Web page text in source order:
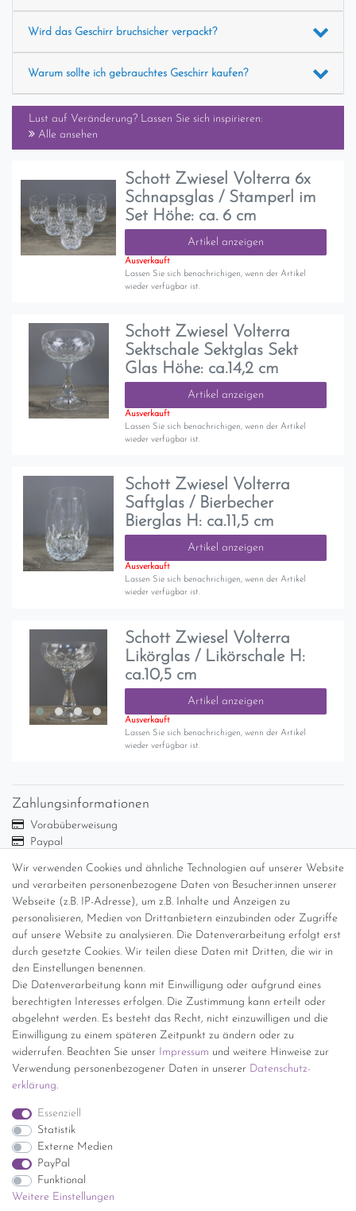
Wird das Geschirr bruchsicher verpackt?
Warum sollte ich gebrauchtes Geschirr kaufen?
Lust auf Veränderung? Lassen Sie sich inspirieren:
Alle ansehen
Schott Zwiesel Volterra 6x
Schnapsglas / Stamperl im
Set Höhe: ca. 6 cm
Artikel anzeigen
Ausverkauft
Lassen Sie sich benachrichigen, wenn der Artikel
wieder verfügbar ist.
Schott Zwiesel Volterra
Sektschale Sektglas Sekt
Glas Höhe: ca.14,2 cm
Artikel anzeigen
Ausverkauft
Lassen Sie sich benachrichigen, wenn der Artikel
wieder verfügbar ist.
Schott Zwiesel Volterra
Saftglas / Bierbecher
Bierglas H: ca.11,5 cm
Artikel anzeigen
Ausverkauft
Lassen Sie sich benachrichigen, wenn der Artikel
wieder verfügbar ist.
Schott Zwiesel Volterra
Likörglas / Likörschale H:
ca.10,5 cm
Artikel anzeigen
Ausverkauft
Lassen Sie sich benachrichigen, wenn der Artikel
wieder verfügbar ist.
Wir verwenden Cookies und ähnliche Technologien auf unserer Website
und verarbeiten personenbezogene Daten von Besucher:innen unserer
Webseite (z.B. IP-Adresse), um z.B. Inhalte und Anzeigen zu
personalisieren, Medien von Drittanbietern einzubinden oder Zugriffe
auf unsere Website zu analysieren. Die Datenverarbeitung erfolgt erst
durch gesetzte Cookies. Wir teilen diese Daten mit Dritten, die wir in
den Einstellungen benennen.
Die Datenverarbeitung kann mit Einwilligung oder aufgrund eines
berechtigten Interesses erfolgen. Die Zustimmung kann erteilt oder
abgelehnt werden. Es besteht das Recht, nicht einzuwilligen und die
Einwilligung zu einem späteren Zeitpunkt zu ändern oder zu
widerrufen. Beachten Sie unser Impressum und weitere Hinweise zur
Verwendung personenbezogener Daten in unserer Daten­schutz­
erklärung.
Essenziell
Statistik
Externe Medien
PayPal
Funktional
Weitere Einstellungen
Zahlungsinformationen
Vorabüberweisung
Paypal
Versandinformationen
Versand per GLS (6,90 Euro) oder DHL (8,49 Euro ) inkl. MwSt.
(innerhalb Deutschlands)
kostenfreie Lieferung ab 150 Euro Warenwert (innerhalb
Deutschlands)
Übersicht Internationale Versandkosten
Wir kaufen an
Sie haben zuviel Porzellan im Schrank? Gerne kaufen wir dieses an.
Einfach unverbindliches Angebot anfordern.
*Endpreis inkl. MwSt. (Dieser Artikel unterliegt gem. § 25a
UStG der Differenzbesteuerung, ein Ausweis der
Mehrwertsteuer auf der Rechnung erfolgt nicht.)
Impressum Daten­schutz­erklärung